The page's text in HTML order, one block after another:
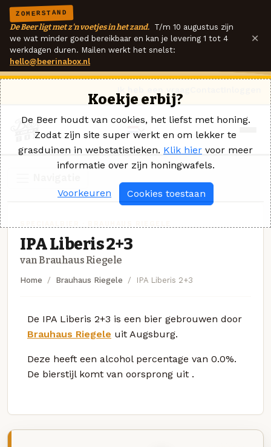
ZOMERSTAND
De Beer ligt met z'n voetjes in het zand. T/m 10 augustus zijn
we wat minder goed bereikbaar en kan je levering 1 tot 4
werkdagen duren. Mailen werkt het snelst:
hello@beerinabox.nl
×
IPA Liberis 2+3
van Brauhaus Riegele
Home Brauhaus Riegele IPA Liberis 2+3
De IPA Liberis 2+3 is een bier gebrouwen door
Brauhaus Riegele uit Augsburg.
Deze heeft een alcohol percentage van 0.0%.
De bierstijl komt van oorsprong uit .
Koekje erbij?
De Beer houdt van cookies, het liefst met honing.
Zodat zijn site super werkt en om lekker te
grasduinen in webstatistieken. Klik hier voor meer
informatie over zijn honingwafels.
Voorkeuren Cookies toestaan